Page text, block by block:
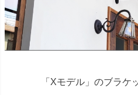
「Xモデル」のブラケ